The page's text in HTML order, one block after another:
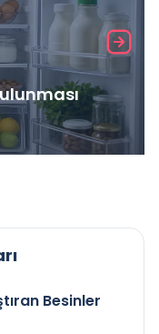
Besinler